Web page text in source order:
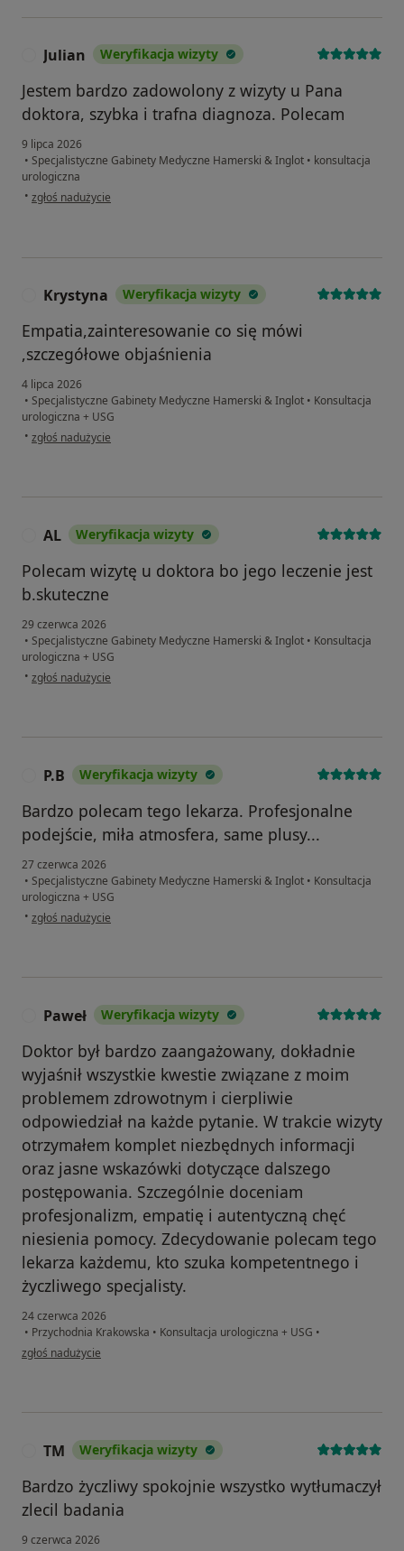
Julian Weryfikacja wizyty
Jestem bardzo zadowolony z wizyty u Pana
doktora, szybka i trafna diagnoza. Polecam
9 lipca 2026
• Specjalistyczne Gabinety Medyczne Hamerski & Inglot • konsultacja
urologiczna
• w opinii użytkownika Julian
zgłoś nadużycie
Krystyna Weryfikacja wizyty
Empatia,zainteresowanie co się mówi
,szczegółowe objaśnienia
4 lipca 2026
• Specjalistyczne Gabinety Medyczne Hamerski & Inglot • Konsultacja
urologiczna + USG
• w opinii użytkownika Krystyna
zgłoś nadużycie
AL Weryfikacja wizyty
Polecam wizytę u doktora bo jego leczenie jest
b.skuteczne
29 czerwca 2026
• Specjalistyczne Gabinety Medyczne Hamerski & Inglot • Konsultacja
urologiczna + USG
• w opinii użytkownika AL
zgłoś nadużycie
P.B Weryfikacja wizyty
Bardzo polecam tego lekarza. Profesjonalne
podejście, miła atmosfera, same plusy...
27 czerwca 2026
• Specjalistyczne Gabinety Medyczne Hamerski & Inglot • Konsultacja
urologiczna + USG
• w opinii użytkownika P.B
zgłoś nadużycie
Paweł Weryfikacja wizyty
Doktor był bardzo zaangażowany, dokładnie
wyjaśnił wszystkie kwestie związane z moim
problemem zdrowotnym i cierpliwie
odpowiedział na każde pytanie. W trakcie wizyty
otrzymałem komplet niezbędnych informacji
oraz jasne wskazówki dotyczące dalszego
postępowania. Szczególnie doceniam
profesjonalizm, empatię i autentyczną chęć
niesienia pomocy. Zdecydowanie polecam tego
lekarza każdemu, kto szuka kompetentnego i
życzliwego specjalisty.
24 czerwca 2026
• Przychodnia Krakowska • Konsultacja urologiczna + USG •
w opinii użytkownika Paweł
zgłoś nadużycie
TM Weryfikacja wizyty
Bardzo życzliwy spokojnie wszystko wytłumaczył
zlecil badania
9 czerwca 2026